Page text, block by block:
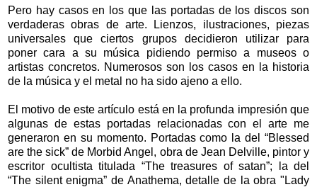
Pero hay casos en los que las portadas de los discos son
verdaderas obras de arte. Lienzos, ilustraciones, piezas
universales que ciertos grupos decidieron utilizar para
poner cara a su música pidiendo permiso a museos o
artistas concretos. Numerosos son los casos en la historia
de la música y el metal no ha sido ajeno a ello.
El motivo de este artículo está en la profunda impresión que
algunas de estas portadas relacionadas con el arte me
generaron en su momento. Portadas como la del “Blessed
are the sick” de Morbid Angel, obra de Jean Delville, pintor y
escritor ocultista titulada “The treasures of satan”; la del
“The silent enigma” de Anathema, detalle de la obra "Lady